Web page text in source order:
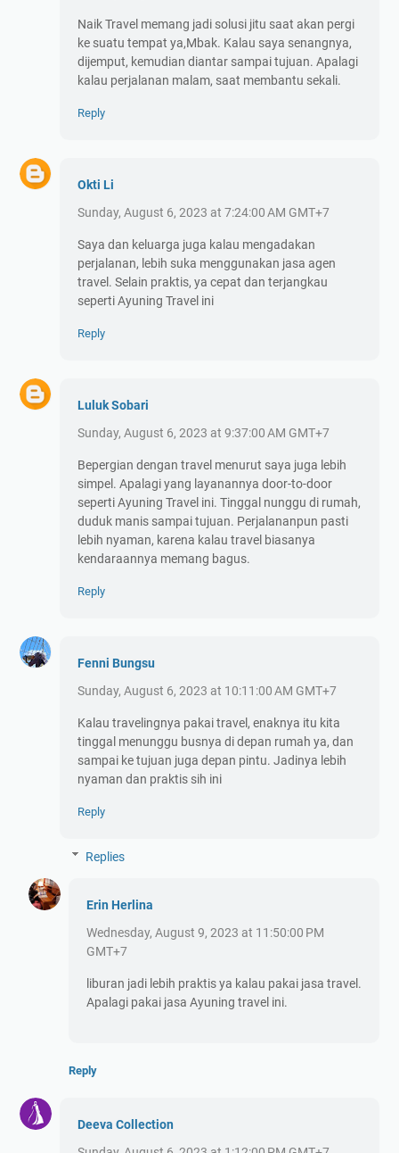
Naik Travel memang jadi solusi jitu saat akan pergi
ke suatu tempat ya,Mbak. Kalau saya senangnya,
dijemput, kemudian diantar sampai tujuan. Apalagi
kalau perjalanan malam, saat membantu sekali.
Reply
Okti Li
Sunday, August 6, 2023 at 7:24:00 AM GMT+7
Saya dan keluarga juga kalau mengadakan
perjalanan, lebih suka menggunakan jasa agen
travel. Selain praktis, ya cepat dan terjangkau
seperti Ayuning Travel ini
Reply
Luluk Sobari
Sunday, August 6, 2023 at 9:37:00 AM GMT+7
Bepergian dengan travel menurut saya juga lebih
simpel. Apalagi yang layanannya door-to-door
seperti Ayuning Travel ini. Tinggal nunggu di rumah,
duduk manis sampai tujuan. Perjalananpun pasti
lebih nyaman, karena kalau travel biasanya
kendaraannya memang bagus.
Reply
Fenni Bungsu
Sunday, August 6, 2023 at 10:11:00 AM GMT+7
Kalau travelingnya pakai travel, enaknya itu kita
tinggal menunggu busnya di depan rumah ya, dan
sampai ke tujuan juga depan pintu. Jadinya lebih
nyaman dan praktis sih ini
Reply
Replies
Erin Herlina
Wednesday, August 9, 2023 at 11:50:00 PM
GMT+7
liburan jadi lebih praktis ya kalau pakai jasa travel.
Apalagi pakai jasa Ayuning travel ini.
Reply
Deeva Collection